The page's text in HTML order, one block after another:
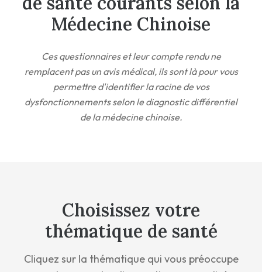
Médecine Chinoise
Ces questionnaires et leur compte rendu ne
remplacent pas un avis médical, ils sont là pour vous
permettre d'identifier la racine de vos
dysfonctionnements selon le diagnostic différentiel
de la médecine chinoise.
Choisissez votre
thématique de santé
Cliquez sur la thématique qui vous préoccupe